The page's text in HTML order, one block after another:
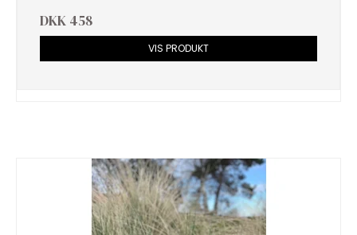
DKK 458
VIS PRODUKT